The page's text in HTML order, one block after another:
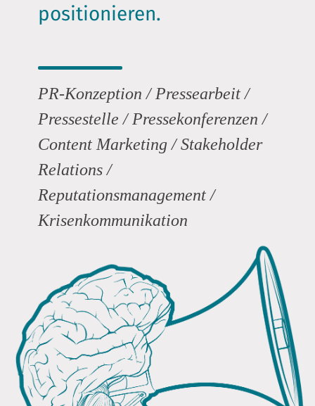
positionieren.
PR-Konzeption / Pressearbeit /
Pressestelle /Pressekonferenzen /
Content Marketing / Stakeholder
Relations /
Reputationsmanagement /
Krisenkommunikation